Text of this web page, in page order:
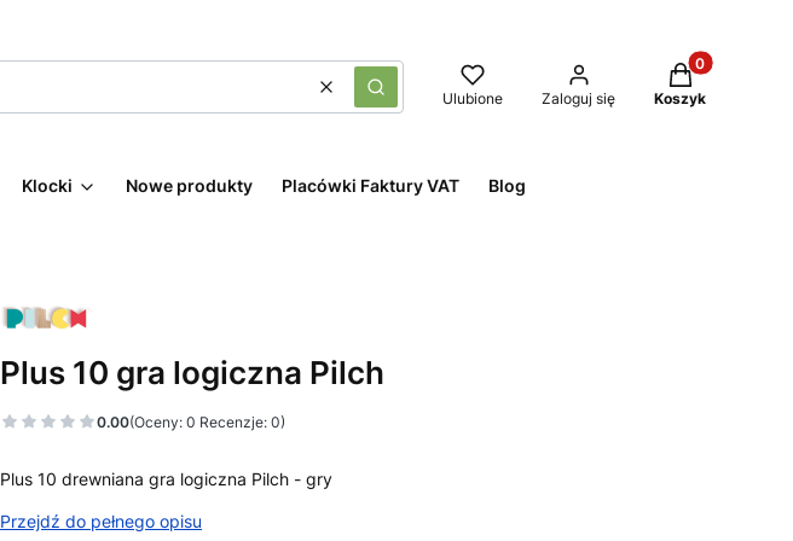
WyczyśćSzukaj Ulubione Zaloguj się
Produkty w
Koszyk
Klocki Nowe produkty Placówki Faktury VAT Blog
Plus 10 gra logiczna Pilch
0.00(Oceny: 0 Recenzje: 0)
Plus 10 drewniana gra logiczna Pilch - gry
Przejdź do pełnego opisu